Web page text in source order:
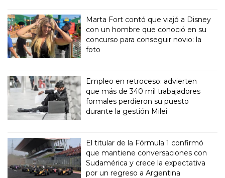
Marta Fort contó que viajó a Disney
con un hombre que conoció en su
concurso para conseguir novio: la
foto
Empleo en retroceso: advierten
que más de 340 mil trabajadores
formales perdieron su puesto
durante la gestión Milei
El titular de la Fórmula 1 confirmó
que mantiene conversaciones con
Sudamérica y crece la expectativa
por un regreso a Argentina